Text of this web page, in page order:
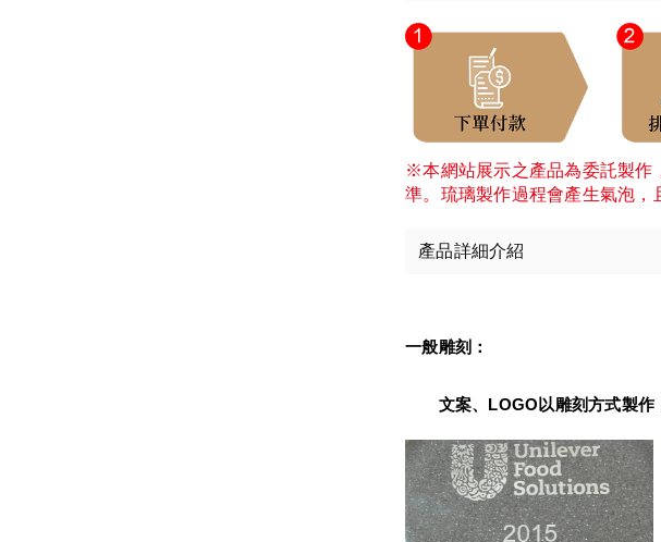
※本網站展示之產品為委託製作
準。琉璃製作過程會產生氣泡
產品詳細介紹
一般雕刻：
文案、LOGO以雕刻方式製作